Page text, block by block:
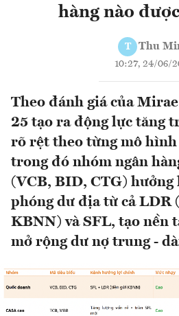
hàng nào
T Thu
10:27, 24/06/
Theo đánh giá của
25 tạo ra động lực tăng
rõ rệt theo từng mô
trong đó nhóm ngân
(VCB, BID, CTG)
phóng dư địa từ cả
KBNN) và SFL, tạo nền
mở rộng dư nợ trung -